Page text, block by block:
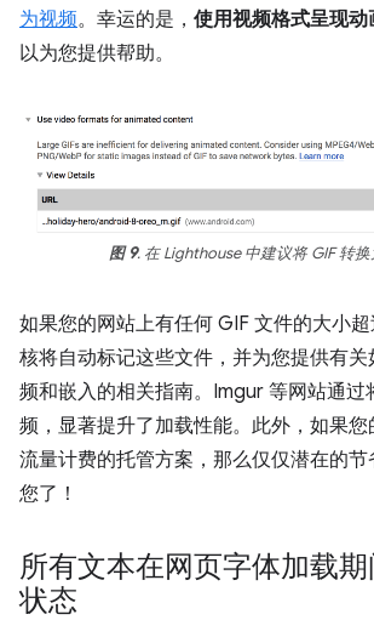
为视频。幸运的是， 使用视频格式呈现动
以为您提供帮助。
图 9. 在 Lighthouse 中建议将 GIF 转换
如果您的网站上有任何 GIF 文件的大小
核将自动标记这些文件，并为您提供有
频和嵌入的相关指南。Imgur 等网站通过
频，显著提升了加载性能。此外，如果
流量计费的托管方案，那么仅仅潜在的节
您了！
所有文本在网页字体加载
状态